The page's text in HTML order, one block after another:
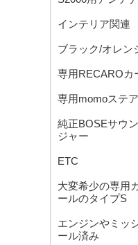
インテリア関連
ブラック/オレン
専用RECAROカ
専用momoステ
純正BOSEサウ
ジャー
ETC
大変希少の専用
ールのタイプS
エンジンやミッ
ール済み